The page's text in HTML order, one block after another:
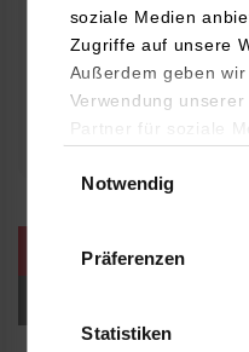
soziale Medien
Zugriffe auf unsere
Außerdem geben
Verwendung
Partner für soziale
YouTube, Google
Daten zusammen,
haben oder die sie
Notwendig
Präferenzen
Statistiken
Im Mittelpunkt stehen
Batterietechnologien und
nachhaltige Mobilität in
weitere Veranstaltungen /